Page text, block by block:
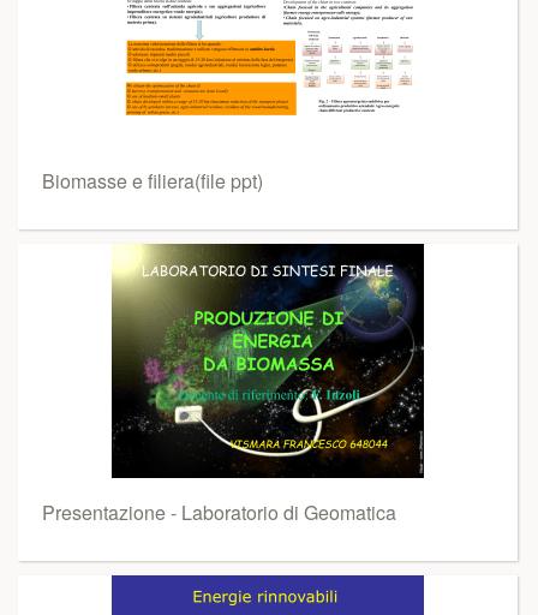
Biomasse e filiera(file ppt)
Presentazione - Laboratorio di Geomatica